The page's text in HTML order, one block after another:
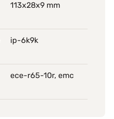
113x28x9 mm
ip-6k9k
ece-r65-10r, emc